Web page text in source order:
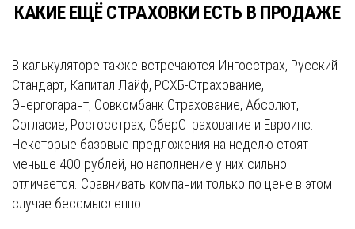
КАКИЕ ЕЩЁ СТРАХОВКИ ЕСТЬ В ПРОДАЖЕ
В калькуляторе также встречаются Ингосстрах, Русский
Стандарт, Капитал Лайф, РСХБ-Страхование,
Энергогарант, Совкомбанк Страхование, Абсолют,
Согласие, Росгосстрах, СберСтрахование и Евроинс.
Некоторые базовые предложения на неделю стоят
меньше 400 рублей, но наполнение у них сильно
отличается. Сравнивать компании только по цене в этом
случае бессмысленно.